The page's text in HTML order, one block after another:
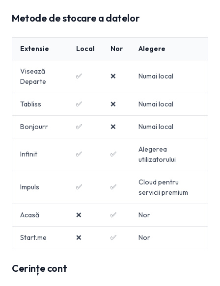
Metode de stocare a datelor
Extensie Local Nor Alegere
Visează
Departe
✅ ❌ Numai local
Tabliss ✅ ❌ Numai local
Bonjourr ✅ ❌ Numai local
Infinit ✅ ✅
Alegerea
utilizatorului
Impuls ✅ ✅
Cloud pentru
servicii premium
Acasă ❌ ✅ Nor
Start.me ❌ ✅ Nor
Cerințe cont